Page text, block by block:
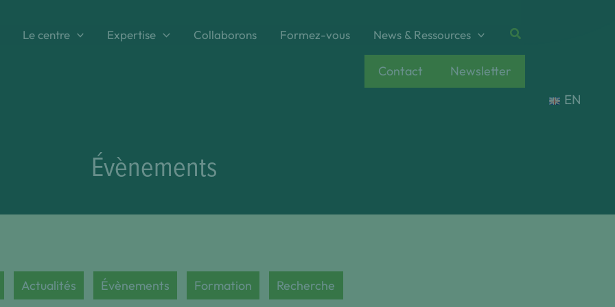
Le centre Expertise Collaborons Formez-vous News & Ressources Rechercher
Contact Newsletter
EN
Évènements
Actualités Évènements Formation Recherche